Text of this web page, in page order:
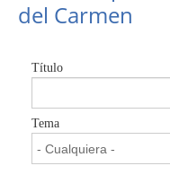
top
del Carmen
Título
Tema